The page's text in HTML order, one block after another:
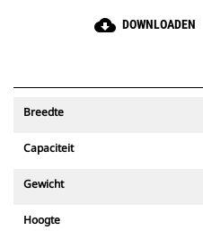
cloud_download DOWNLOADEN
Breedte
Capaciteit
Gewicht
Hoogte